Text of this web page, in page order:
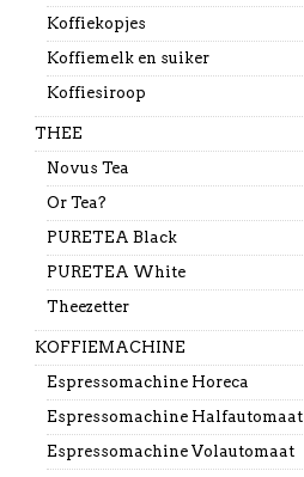
Koffiekopjes
Koffiemelk en suiker
Koffiesiroop
THEE
Novus Tea
Or Tea?
PURETEA Black
PURETEA White
Theezetter
KOFFIEMACHINE
Espressomachine Horeca
Espressomachine Halfautomaat
Espressomachine Volautomaat